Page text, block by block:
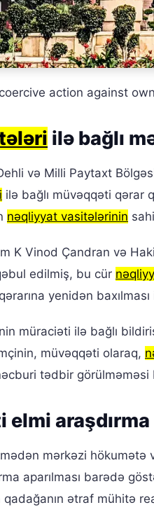
action against
ilə bağlı
və Milli Paytaxt
ilə bağlı müvəqqəti qərar
nəqliyyat vasitələrinin
K Vinod Çandran və
edilmiş, bu cür
yenidən
müraciəti ilə bağlı
müvəqqəti olaraq,
tədbir
elmi
mərkəzi hökumətə
aparılması barədə
qadağanın ətraf mühitə